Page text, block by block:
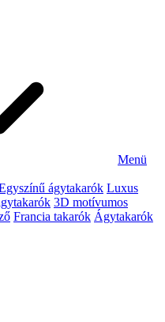
Menü
ágytakarók Luxus
3D motívumos
Francia takarók Ágytakarók